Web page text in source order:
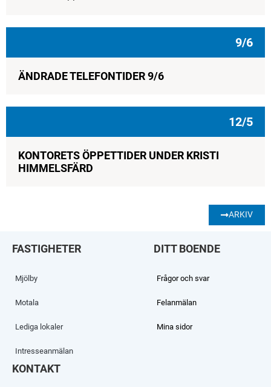
9/6
ÄNDRADE TELEFONTIDER 9/6
12/5
KONTORETS ÖPPETTIDER UNDER KRISTI
HIMMELSFÄRD
ARKIV
FASTIGHETER
Mjölby
Motala
Lediga lokaler
Intresseanmälan
KONTAKT
DITT BOENDE
Frågor och svar
Felanmälan
Mina sidor